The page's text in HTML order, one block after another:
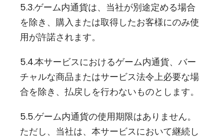
5.3.ゲーム内通貨は、当社が別途定める場合
を除き、購入または取得したお客様にのみ使
用が許諾されます。
5.4.本サービスにおけるゲーム内通貨、バー
チャルな商品またはサービス法令上必要な場
合を除き、払戻しを行わないものとします。
5.5.ゲーム内通貨の使用期限はありません。
ただし、当社は、本サービスにおいて継続し